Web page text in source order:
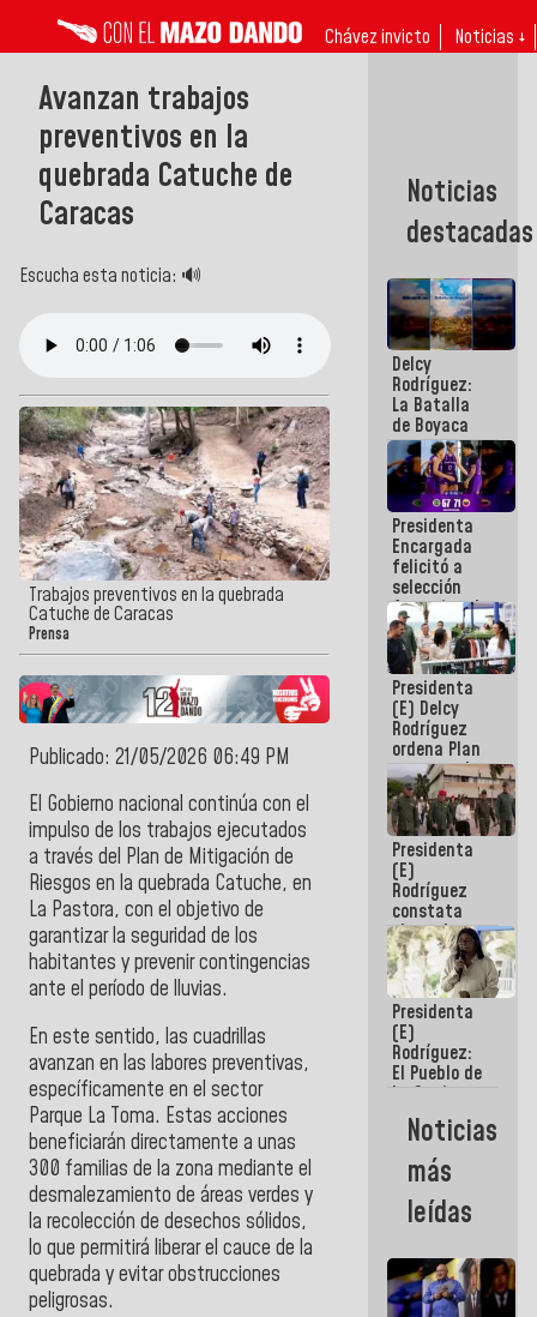
Chávez invicto Noticias ↓
Avanzan trabajos
preventivos en la
quebrada Catuche de
Caracas
Escucha esta noticia: 🔊
Trabajos preventivos en la quebrada
Catuche de Caracas
Prensa
Publicado: 21/05/2026 06:49 PM
El Gobierno nacional continúa con el
impulso de los trabajos ejecutados
a través del Plan de Mitigación de
Riesgos en la quebrada Catuche, en
La Pastora, con el objetivo de
garantizar la seguridad de los
habitantes y prevenir contingencias
ante el período de lluvias.
En este sentido, las cuadrillas
avanzan en las labores preventivas,
específicamente en el sector
Parque La Toma. Estas acciones
beneficiarán directamente a unas
300 familias de la zona mediante el
desmalezamiento de áreas verdes y
la recolección de desechos sólidos,
lo que permitirá liberar el cauce de la
quebrada y evitar obstrucciones
peligrosas.
Noticias
destacadas
Delcy
Rodríguez:
La Batalla
de Boyaca
representa
un capítulo
decisivo en
la gesta
emancipadora
de nuestra
América
Presidenta
Encargada
felicitó a
selección
femenina de
baloncesto
por su
clasificación
a la
AmeriCup
2027
Presidenta
(E) Delcy
Rodríguez
ordena Plan
maestro de
desarrollo
logístico y
turístico
para La
Guaira
Presidenta
(E)
Rodríguez
constata
obras de
rehabilitación
de Escuela
Militar de
Mamo en La
Guaira
Presidenta
(E)
Rodríguez:
El Pueblo de
La Guaira
siempre
estará
acompañada
por el
Gobierno
Nacional
Noticias
más
leídas